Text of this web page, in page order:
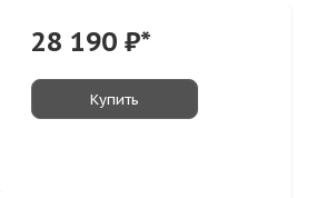
28 190 ₽*
Купить